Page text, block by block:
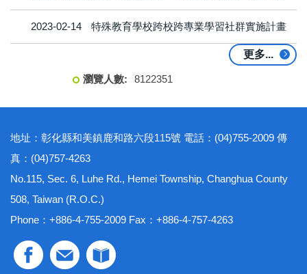
2023-02-14 特殊教育學校跨校跨專業學習社群實施計畫
更多...
8122351
地址：彰化縣和美鎮鹿和路六段115號 電話：(04)755-2009 傳
真：(04)757-4263
No.115, Sec. 6, Luhe Rd., Hemei Township, Changhua County
508, Taiwan (R.O.C.)
Phone：+886-4-755-2009 Fax：+886-4-757-4263